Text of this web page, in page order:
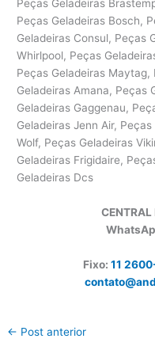
Peças Geladeiras
Peças Geladeiras Bosch,
Geladeiras Consul, Peças
Whirlpool, Peças
Peças Geladeiras Maytag,
Geladeiras Amana, Peças
Geladeiras Gaggenau,
Geladeiras Jenn Air,
Wolf, Peças Geladeiras
Geladeiras Frigidaire,
Geladeiras Dcs
CENTRAL
Fixo: 11
← Post anterior